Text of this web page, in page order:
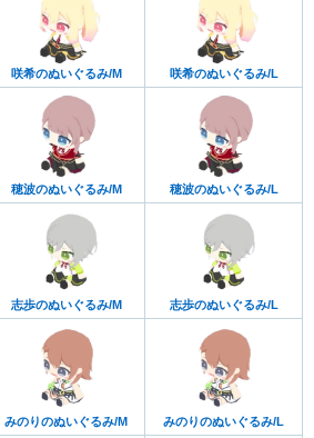
咲希のぬいぐるみ/M 咲希のぬいぐるみ/L
穂波のぬいぐるみ/M 穂波のぬいぐるみ/L
志歩のぬいぐるみ/M 志歩のぬいぐるみ/L
みのりのぬいぐるみ/M みのりのぬいぐるみ/L